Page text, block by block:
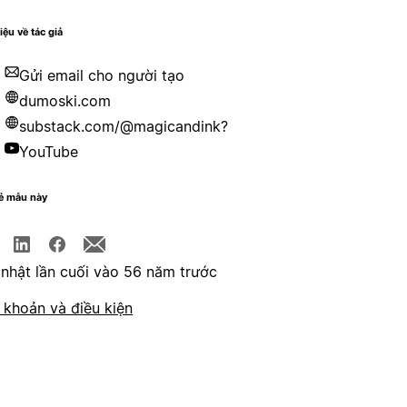
về tác giả
Gửi email cho người tạo
dumoski.com
substack.com/@magicandink?
YouTube
mẫu này
lần cuối vào 56 năm trước
và điều kiện